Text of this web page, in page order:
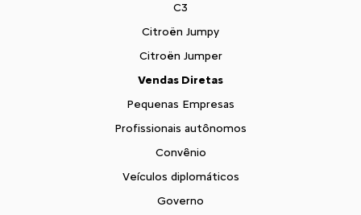
C3
Citroën Jumpy
Citroën Jumper
Vendas Diretas
Pequenas Empresas
Profissionais autônomos
Convênio
Veículos diplomáticos
Governo